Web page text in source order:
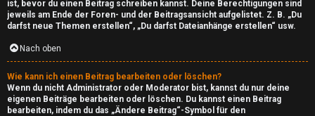
ist, bevor du einen Beitrag schreiben kannst. Deine Berechtigungen sind
jeweils am Ende der Foren- und der Beitragsansicht aufgelistet. Z. B. „Du
darfst neue Themen erstellen“, „Du darfst Dateianhänge erstellen“ usw.
Nach oben
Wie kann ich einen Beitrag bearbeiten oder löschen?
Wenn du nicht Administrator oder Moderator bist, kannst du nur deine
eigenen Beiträge bearbeiten oder löschen. Du kannst einen Beitrag
bearbeiten, indem du das „Ändere Beitrag“-Symbol für den
m
W
e
b